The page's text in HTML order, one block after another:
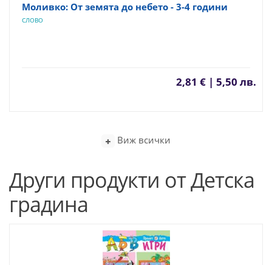
Моливко: От земята до небето - 3-4 години
СЛОВО
2,81 € | 5,50 лв.
Виж всички
Други продукти от Детска
градина